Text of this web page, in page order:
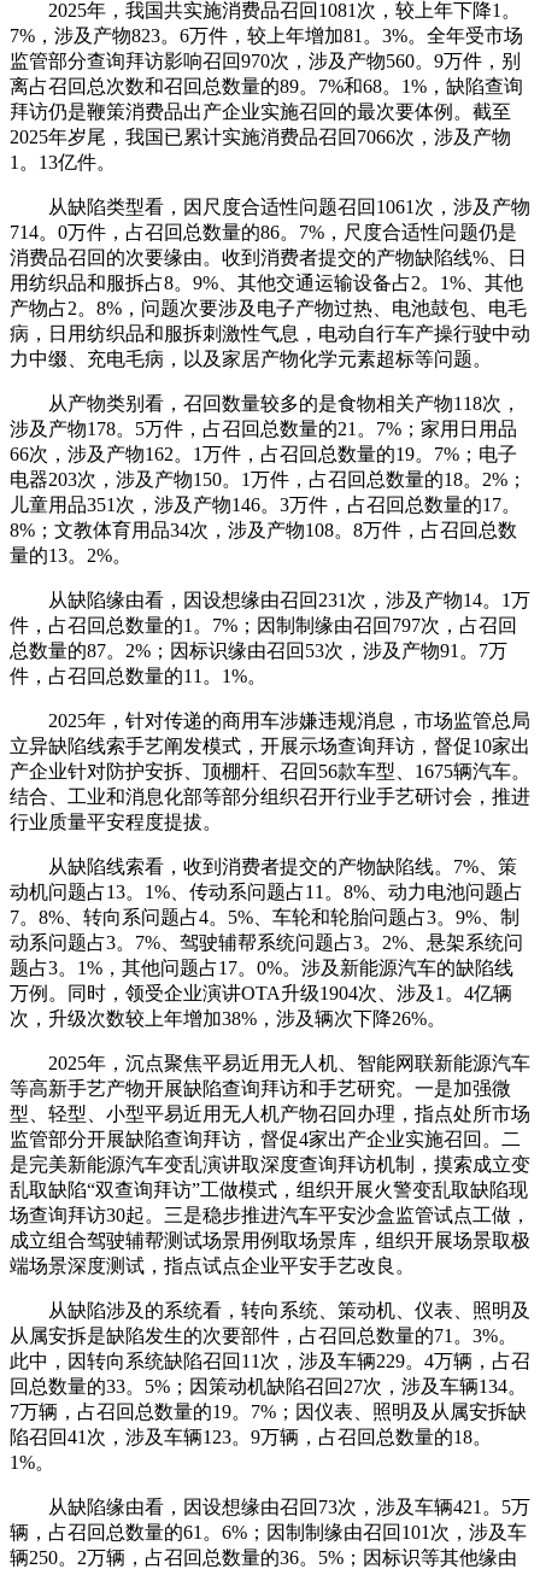
2025年，我国共实施消费品召回1081次，较上年下降1。
7%，涉及产物823。6万件，较上年增加81。3%。全年受市场
监管部分查询拜访影响召回970次，涉及产物560。9万件，别
离占召回总次数和召回总数量的89。7%和68。1%，缺陷查询
拜访仍是鞭策消费品出产企业实施召回的最次要体例。截至
2025年岁尾，我国已累计实施消费品召回7066次，涉及产物
1。13亿件。
从缺陷类型看，因尺度合适性问题召回1061次，涉及产物
714。0万件，占召回总数量的86。7%，尺度合适性问题仍是
消费品召回的次要缘由。收到消费者提交的产物缺陷线%、日
用纺织品和服拆占8。9%、其他交通运输设备占2。1%、其他
产物占2。8%，问题次要涉及电子产物过热、电池鼓包、电毛
病，日用纺织品和服拆刺激性气息，电动自行车产操行驶中动
力中缀、充电毛病，以及家居产物化学元素超标等问题。
从产物类别看，召回数量较多的是食物相关产物118次，
涉及产物178。5万件，占召回总数量的21。7%；家用日用品
66次，涉及产物162。1万件，占召回总数量的19。7%；电子
电器203次，涉及产物150。1万件，占召回总数量的18。2%；
儿童用品351次，涉及产物146。3万件，占召回总数量的17。
8%；文教体育用品34次，涉及产物108。8万件，占召回总数
量的13。2%。
从缺陷缘由看，因设想缘由召回231次，涉及产物14。1万
件，占召回总数量的1。7%；因制制缘由召回797次，占召回
总数量的87。2%；因标识缘由召回53次，涉及产物91。7万
件，占召回总数量的11。1%。
2025年，针对传递的商用车涉嫌违规消息，市场监管总局
立异缺陷线索手艺阐发模式，开展示场查询拜访，督促10家出
产企业针对防护安拆、顶棚杆、召回56款车型、1675辆汽车。
结合、工业和消息化部等部分组织召开行业手艺研讨会，推进
行业质量平安程度提拔。
从缺陷线索看，收到消费者提交的产物缺陷线。7%、策
动机问题占13。1%、传动系问题占11。8%、动力电池问题占
7。8%、转向系问题占4。5%、车轮和轮胎问题占3。9%、制
动系问题占3。7%、驾驶辅帮系统问题占3。2%、悬架系统问
题占3。1%，其他问题占17。0%。涉及新能源汽车的缺陷线
万例。同时，领受企业演讲OTA升级1904次、涉及1。4亿辆
次，升级次数较上年增加38%，涉及辆次下降26%。
2025年，沉点聚焦平易近用无人机、智能网联新能源汽车
等高新手艺产物开展缺陷查询拜访和手艺研究。一是加强微
型、轻型、小型平易近用无人机产物召回办理，指点处所市场
监管部分开展缺陷查询拜访，督促4家出产企业实施召回。二
是完美新能源汽车变乱演讲取深度查询拜访机制，摸索成立变
乱取缺陷“双查询拜访”工做模式，组织开展火警变乱取缺陷现
场查询拜访30起。三是稳步推进汽车平安沙盒监管试点工做，
成立组合驾驶辅帮测试场景用例取场景库，组织开展场景取极
端场景深度测试，指点试点企业平安手艺改良。
从缺陷涉及的系统看，转向系统、策动机、仪表、照明及
从属安拆是缺陷发生的次要部件，占召回总数量的71。3%。
此中，因转向系统缺陷召回11次，涉及车辆229。4万辆，占召
回总数量的33。5%；因策动机缺陷召回27次，涉及车辆134。
7万辆，占召回总数量的19。7%；因仪表、照明及从属安拆缺
陷召回41次，涉及车辆123。9万辆，占召回总数量的18。
1%。
从缺陷缘由看，因设想缘由召回73次，涉及车辆421。5万
辆，占召回总数量的61。6%；因制制缘由召回101次，涉及车
辆250。2万辆，占召回总数量的36。5%；因标识等其他缘由